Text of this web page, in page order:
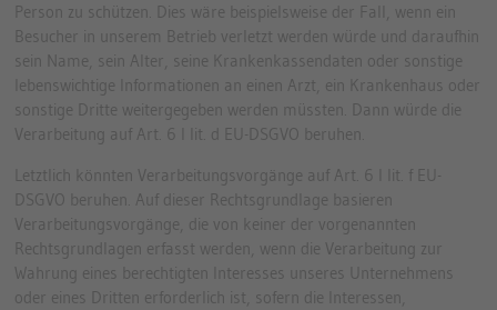
Person zu schützen. Dies wäre beispielsweise der Fall, wenn ein
Besucher in unserem Betrieb verletzt werden würde und daraufhin
sein Name, sein Alter, seine Krankenkassendaten oder sonstige
lebenswichtige Informationen an einen Arzt, ein Krankenhaus oder
sonstige Dritte weitergegeben werden müssten. Dann würde die
Verarbeitung auf Art. 6 I lit. d EU-DSGVO beruhen.
Letztlich könnten Verarbeitungsvorgänge auf Art. 6 I lit. f EU-
DSGVO beruhen. Auf dieser Rechtsgrundlage basieren
Verarbeitungsvorgänge, die von keiner der vorgenannten
Rechtsgrundlagen erfasst werden, wenn die Verarbeitung zur
Wahrung eines berechtigten Interesses unseres Unternehmens
oder eines Dritten erforderlich ist, sofern die Interessen,